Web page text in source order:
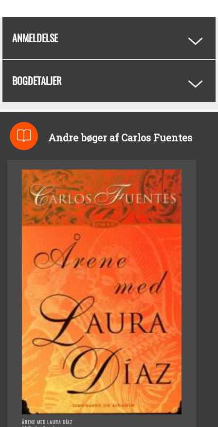
ANMELDELSE
BOGDETALJER
Andre bøger af Carlos Fuentes
ÅRENE MED LAURA DÍAZ